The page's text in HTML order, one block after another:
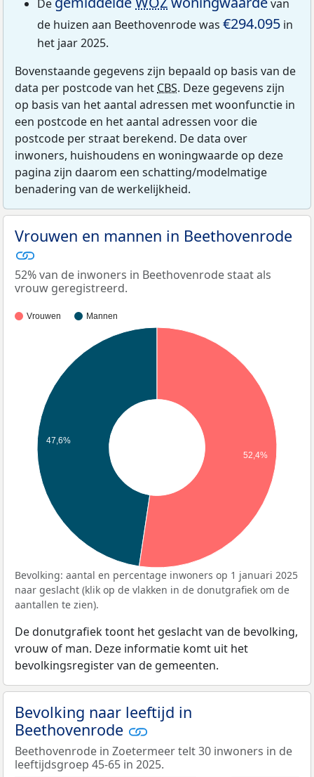
De
van
de huizen aan Beethovenrode was €294.095 in
het jaar 2025.
Bovenstaande gegevens zijn bepaald op basis van de
data per postcode van het CBS. Deze gegevens zijn
op basis van het aantal adressen met woonfunctie in
een postcode en het aantal adressen voor die
postcode per straat berekend. De data over
inwoners, huishoudens en woningwaarde op deze
pagina zijn daarom een schatting/modelmatige
benadering van de werkelijkheid.
Vrouwen en mannen in Beethovenrode
52% van de inwoners in Beethovenrode staat als
vrouw geregistreerd.
Vrouwen Mannen
47,6%
52,4%
Bevolking: aantal en percentage inwoners op 1 januari 2025
naar geslacht (klik op de vlakken in de donutgrafiek om de
aantallen te zien).
De donutgrafiek toont het geslacht van de bevolking,
vrouw of man. Deze informatie komt uit het
bevolkingsregister van de gemeenten.
Bevolking naar leeftijd in
Beethovenrode
Beethovenrode in Zoetermeer telt 30 inwoners in de
leeftijdsgroep 45-65 in 2025.